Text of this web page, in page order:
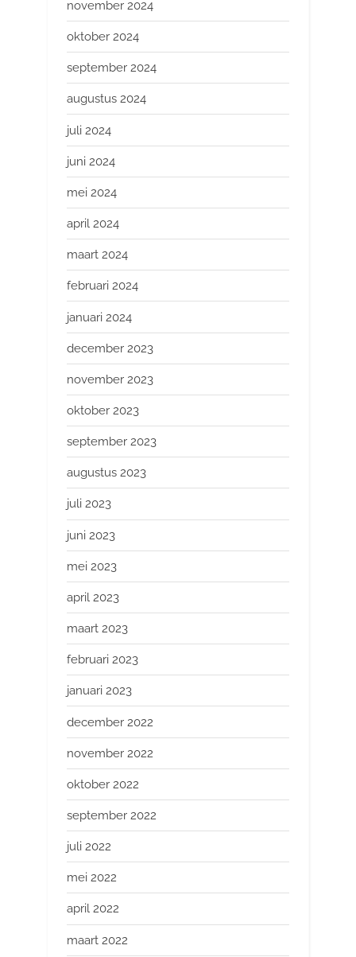
november 2024
oktober 2024
september 2024
augustus 2024
juli 2024
juni 2024
mei 2024
april 2024
maart 2024
februari 2024
januari 2024
december 2023
november 2023
oktober 2023
september 2023
augustus 2023
juli 2023
juni 2023
mei 2023
april 2023
maart 2023
februari 2023
januari 2023
december 2022
november 2022
oktober 2022
september 2022
juli 2022
mei 2022
april 2022
maart 2022